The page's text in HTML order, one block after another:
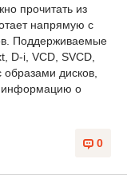
прочитать из
напрямую с
Поддерживаемые
D-i, VCD, SVCD,
дисков,
информацию о
0